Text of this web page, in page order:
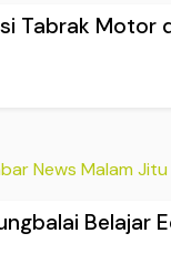
Tabrak Motor
News Malam
Belajar